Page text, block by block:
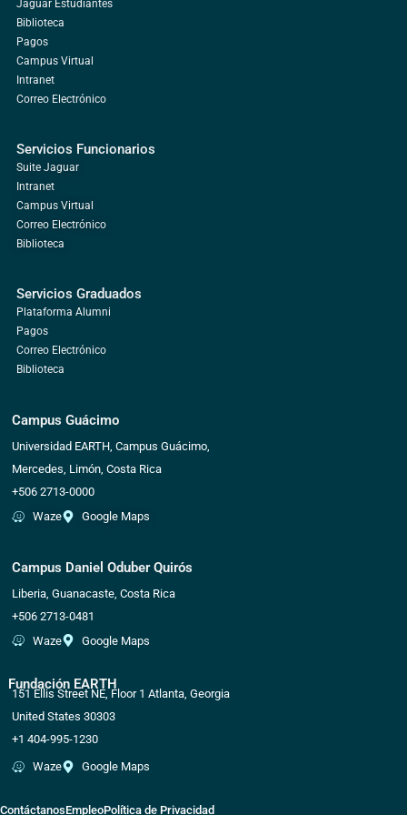
Jaguar Estudiantes
Biblioteca
Pagos
Campus Virtual
Intranet
Correo Electrónico
Servicios Funcionarios
Suite Jaguar
Intranet
Campus Virtual
Correo Electrónico
Biblioteca
Servicios Graduados
Plataforma Alumni
Pagos
Correo Electrónico
Biblioteca
Campus Guácimo
Universidad EARTH, Campus Guácimo,
Mercedes, Limón, Costa Rica
+506 2713-0000
Waze
Google Maps
Campus Daniel Oduber Quirós
Liberia, Guanacaste, Costa Rica
+506 2713-0481
Waze
Google Maps
Fundación EARTH
151 Ellis Street NE, Floor 1 Atlanta, Georgia
United States 30303
+1 404-995-1230
Waze
Google Maps
ContáctanosEmpleoPolítica de Privacidad